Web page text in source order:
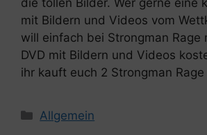
die tollen Bilder. Wer gerne eine
mit Bildern und Videos vom
will einfach bei Strongman Rage
DVD mit Bildern und Videos
ihr kauft euch 2 Strongman
Kategorien
Allgemein